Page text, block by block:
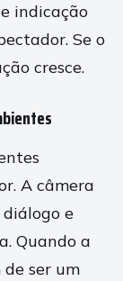
indicação
Se o
cresce.
A câmera
e
Quando a
ser um